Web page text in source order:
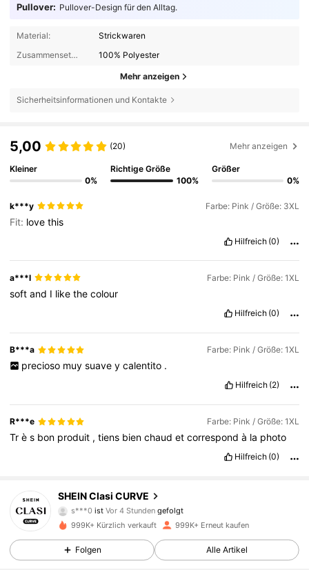
Pullover: Pullover-Design für den Alltag.
Material:
Strickwaren
Zusammensetzung:
100% Polyester
Mehr anzeigen
Sicherheitsinformationen und Kontakte
5,00 (20) Mehr anzeigen
Kleiner
0%
Richtige Größe
100%
Größer
0%
k***y Farbe: Pink / Größe: 3XL
Fit: lovethis
Hilfreich (0)
a***l Farbe: Pink / Größe: 1XL
softand I likethecolour
Hilfreich (0)
B***a Farbe: Pink / Größe: 1XL
precioso muy suave y calentito .
Hilfreich (2)
R***e Farbe: Pink / Größe: 1XL
Très bon produit ,tiens bienchaudetcorrespondà la photo
Hilfreich (0)
SHEIN Clasi CURVE
s***0 ist Vor 4 Stunden
gefolgt
ist am Durchsuchen
4,83
337K Follower
999K+ Kürzlich verkauft 999K+ Erneut kaufen
Folgen Alle Artikel